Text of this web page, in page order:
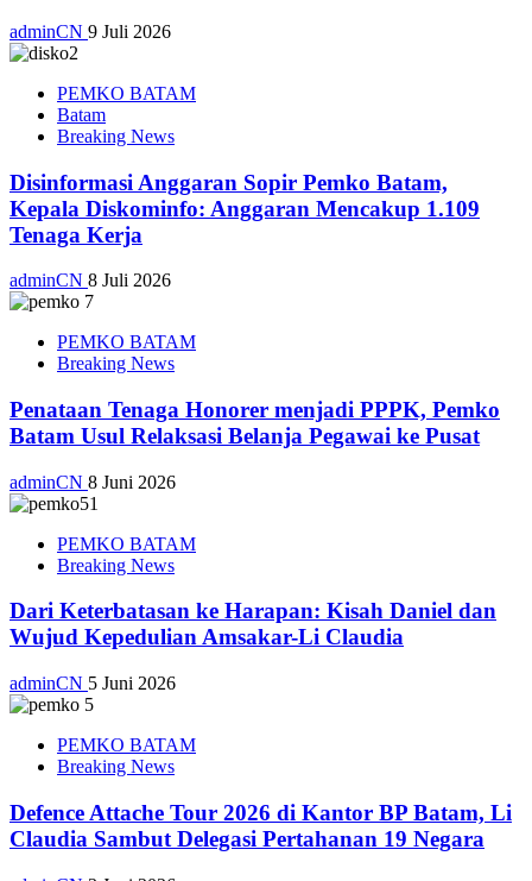
adminCN 9 Juli 2026
PEMKO BATAM
Batam
Breaking News
Disinformasi Anggaran Sopir Pemko Batam,
Kepala Diskominfo: Anggaran Mencakup 1.109
Tenaga Kerja
adminCN 8 Juli 2026
PEMKO BATAM
Breaking News
Penataan Tenaga Honorer menjadi PPPK, Pemko
Batam Usul Relaksasi Belanja Pegawai ke Pusat
adminCN 8 Juni 2026
PEMKO BATAM
Breaking News
Dari Keterbatasan ke Harapan: Kisah Daniel dan
Wujud Kepedulian Amsakar-Li Claudia
adminCN 5 Juni 2026
PEMKO BATAM
Breaking News
Defence Attache Tour 2026 di Kantor BP Batam, Li
Claudia Sambut Delegasi Pertahanan 19 Negara